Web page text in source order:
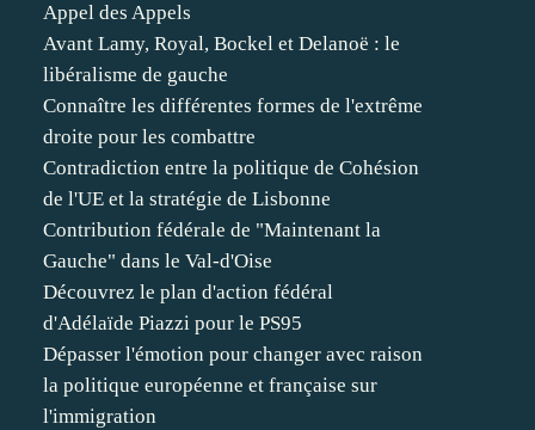
Appel des Appels
Avant Lamy, Royal, Bockel et Delanoë : le
libéralisme de gauche
Connaître les différentes formes de l'extrême
droite pour les combattre
Contradiction entre la politique de Cohésion
de l'UE et la stratégie de Lisbonne
Contribution fédérale de "Maintenant la
Gauche" dans le Val-d'Oise
Découvrez le plan d'action fédéral
d'Adélaïde Piazzi pour le PS95
Dépasser l'émotion pour changer avec raison
la politique européenne et française sur
l'immigration